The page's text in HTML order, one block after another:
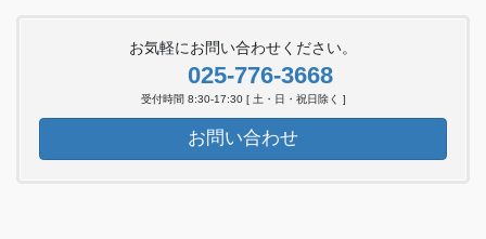
お気軽にお問い合わせください。
025-776-3668
受付時間 8:30-17:30 [ 土・日・祝日除く ]
お問い合わせ